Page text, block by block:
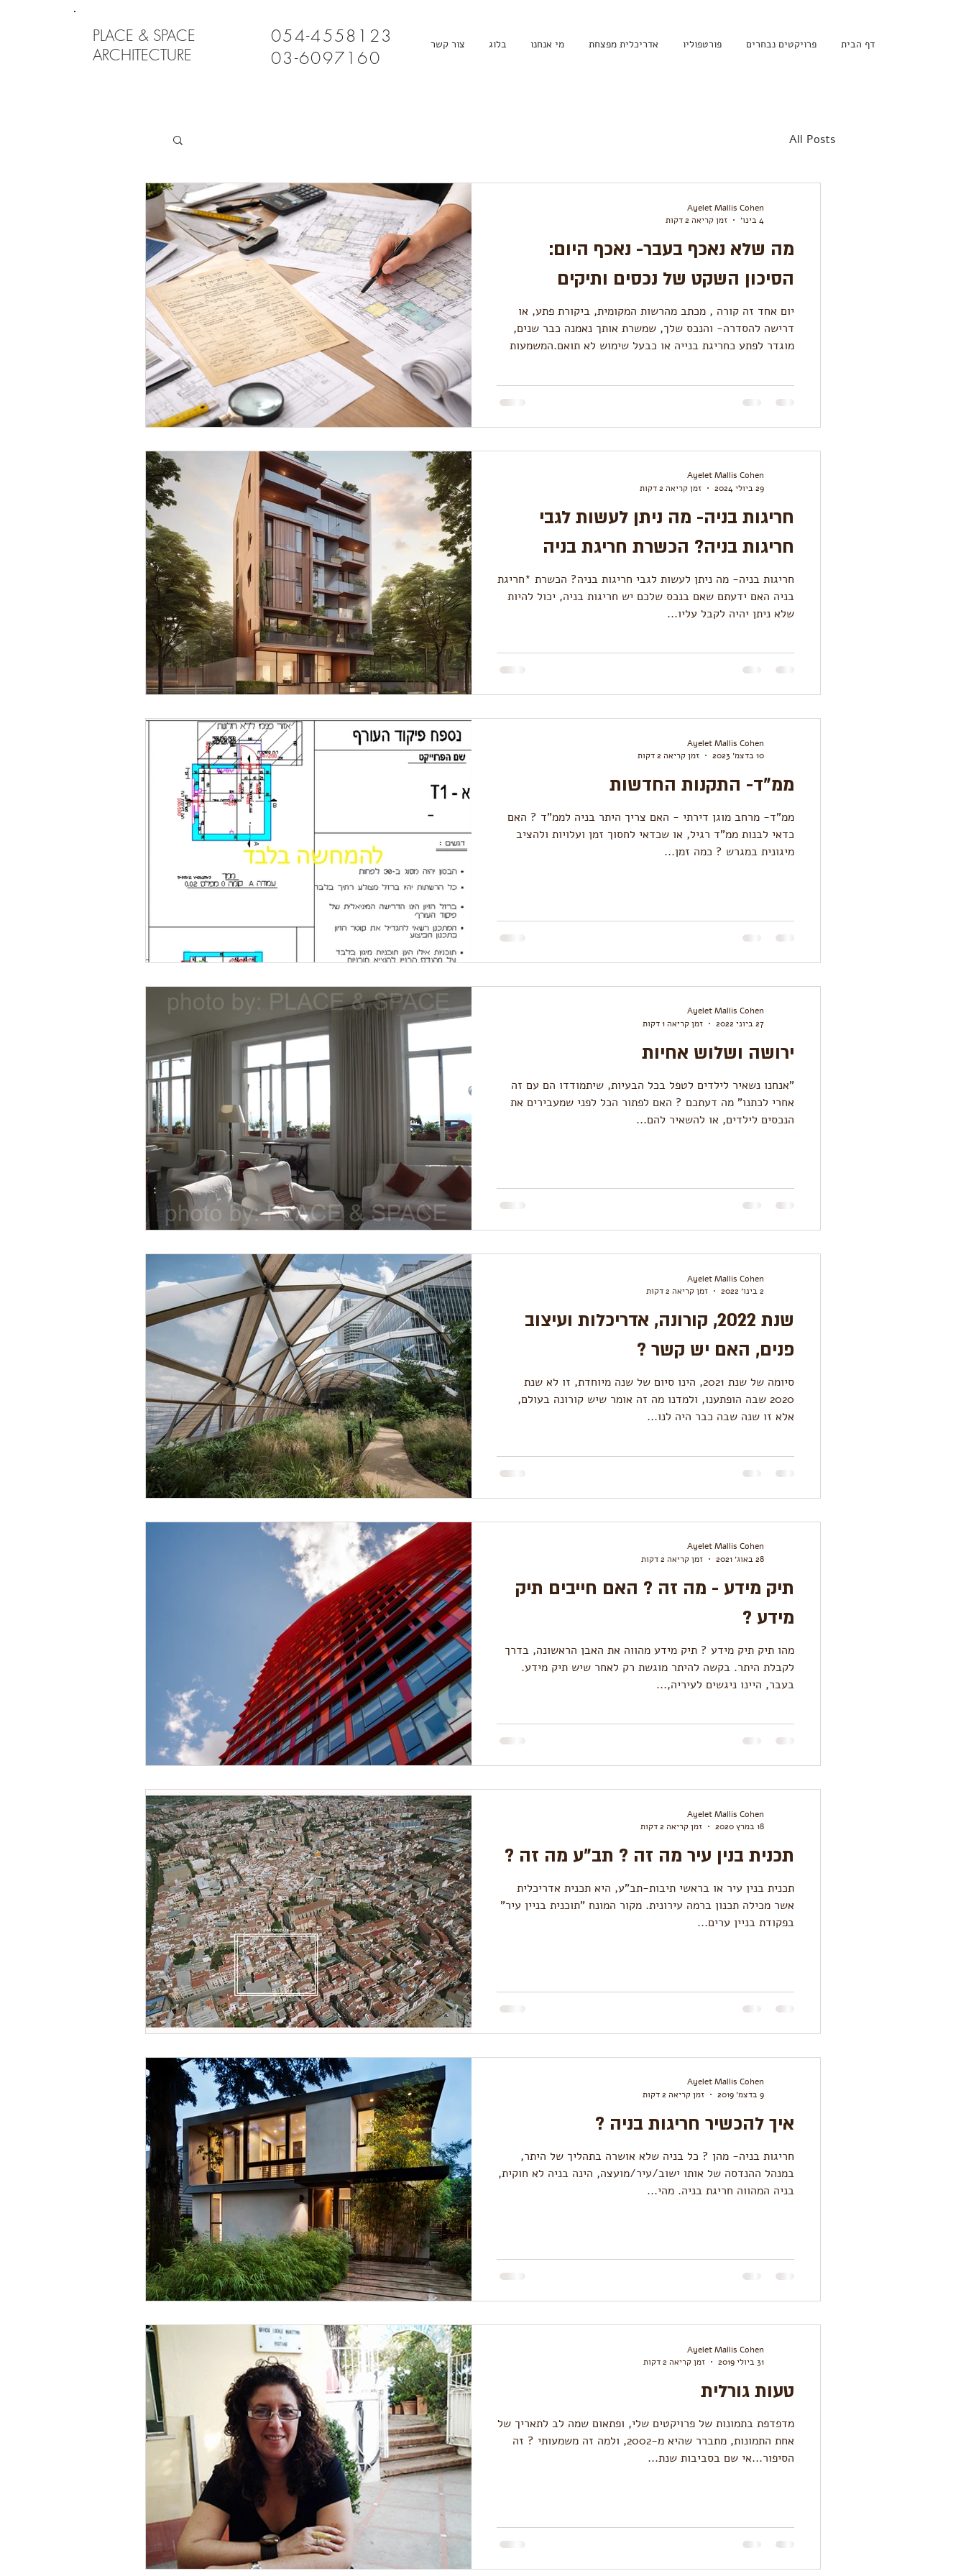
PLACE & SPACE
ARCHITECTURE
דף הבית פרויקטים נבחרים פורטפוליו אדריכלית מפצחת מי אנחנו בלוג צור קשר
054-4558123
03-6097160
All Posts
מה שלא נאכף בעבר- נאכף היום:
הסיכון השקט של נכסים ותיקים
יום אחד זה קורה , מכתב מהרשות המקומית, ביקורת פתע, או
דרישה להסדרה- והנכס שלך, שמשרת אותך נאמנה כבר שנים,
מוגדר לפתע כחריגת בנייה או כבעל שימוש לא תואם.המשמעות
רבים מגלים מאוחר מדי שטיעונים כמו “כך כולם עשו בבניין” או
בעבר, נאכף כיום באופן שיטתי על ידי מחלקות הפיקוח. במקרים
רבים ניתן להסדיר חריגות בנייה. ת
Ayelet Mallis Cohen
4 בינו׳
זמן קריאה 2 דקות
חריגות בניה- מה ניתן לעשות לגבי
חריגות בניה? הכשרת חריגת בניה
חריגות בניה- מה ניתן לעשות לגבי חריגות בניה? הכשרת *חריגת
בניה האם ידעתם שאם בנכס שלכם יש חריגות בניה, יכול להיות
שלא ניתן יהיה לקבל עליו...
Ayelet Mallis Cohen
29 ביולי 2024
זמן קריאה 2 דקות
ממ"ד- התקנות החדשות
ממ"ד- מרחב מוגן דירתי - האם צריך היתר בניה לממ"ד ? האם
כדאי לבנות ממ"ד רגיל, או שכדאי לחסוך זמן ועלויות ולהציב
מיגונית במגרש ? כמה זמן...
Ayelet Mallis Cohen
10 בדצמ׳ 2023
זמן קריאה 2 דקות
ירושה ושלוש אחיות
"אנחנו נשאיר לילדים לטפל בכל הבעיות, שיתמודדו הם עם זה
אחרי לכתנו" מה דעתכם ? האם לפתור הכל לפני שמעבירים את
הנכסים לילדים, או להשאיר להם...
Ayelet Mallis Cohen
27 ביוני 2022
זמן קריאה 1 דקות
שנת 2022, קורונה, אדריכלות ועיצוב
פנים, האם יש קשר ?
סיומה של שנת 2021, הינו סיום של שנה מיוחדת, זו לא שנת
2020 שבה הופתענו, ולמדנו מה זה אומר שיש קורונה בעולם,
אלא זו שנה שבה כבר היה לנו...
Ayelet Mallis Cohen
2 בינו׳ 2022
זמן קריאה 2 דקות
תיק מידע - מה זה ? האם חייבים תיק
מידע ?
מהו תיק תיק מידע ? תיק מידע מהווה את האבן הראשונה, בדרך
לקבלת היתר. בקשה להיתר מוגשת רק לאחר שיש תיק מידע.
בעבר, היינו ניגשים לעיריה,...
Ayelet Mallis Cohen
28 באוג׳ 2021
זמן קריאה 2 דקות
תכנית בנין עיר מה זה ? תב"ע מה זה ?
תכנית בנין עיר או בראשי תיבות-תב"ע, היא תכנית אדריכלית
אשר מכילה תכנון ברמה עירונית. מקור המונח "תוכנית בניין עיר"
בפקודת בניין ערים...
Ayelet Mallis Cohen
18 במרץ 2020
זמן קריאה 2 דקות
איך להכשיר חריגות בניה ?
חריגות בניה- מהן ? כל בניה שלא אושרה בתהליך של היתר,
במנהל ההנדסה של אותו ישוב/עיר/מועצה, הינה בניה לא חוקית,
בניה המהווה חריגת בניה. מהי...
Ayelet Mallis Cohen
9 בדצמ׳ 2019
זמן קריאה 2 דקות
טעות גורלית
מדפדפת בתמונות של פרויקטים שלי, ופתאום שמה לב לתאריך של
אחת התמונות, מתברר שהיא מ-2002, ולמה זה משמעותי ? זה
הסיפור...אי שם בסביבות שנת...
Ayelet Mallis Cohen
31 ביולי 2019
זמן קריאה 2 דקות